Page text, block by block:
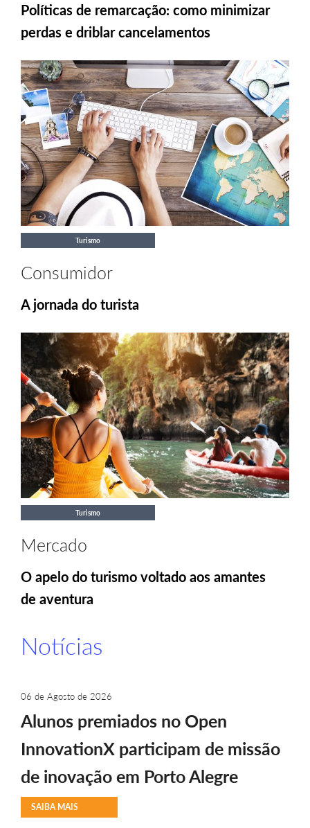
Políticas de remarcação: como minimizar
perdas e driblar cancelamentos
Turismo
Consumidor
A jornada do turista
Turismo
Mercado
O apelo do turismo voltado aos amantes
de aventura
Notícias
06 de Agosto de 2026
Alunos premiados no Open
InnovationX participam de missão
de inovação em Porto Alegre
SAIBA MAIS